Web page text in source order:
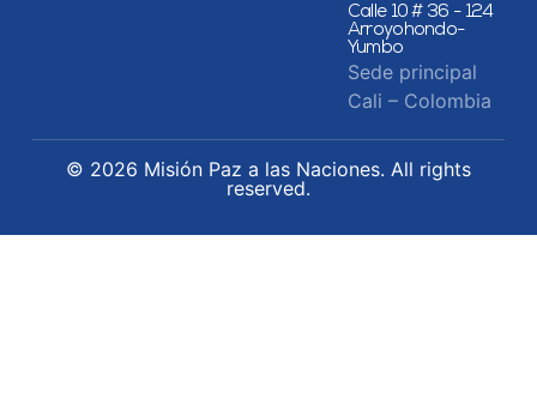
Calle 10 # 36 - 124
Arroyohondo-
Yumbo
Sede principal
Cali – Colombia
© 2026 Misión Paz a las Naciones. All rights
reserved.